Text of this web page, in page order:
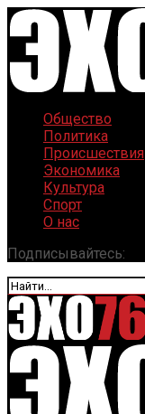
Общество
Политика
Происшествия
Экономика
Культура
Спорт
О нас
Подписывайтесь: